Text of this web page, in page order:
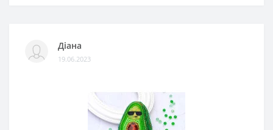
Діана
19.06.2023